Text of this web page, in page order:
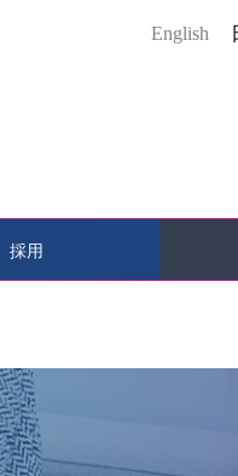
English
採用